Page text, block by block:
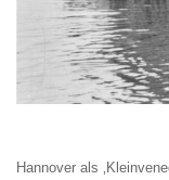
Hannover als